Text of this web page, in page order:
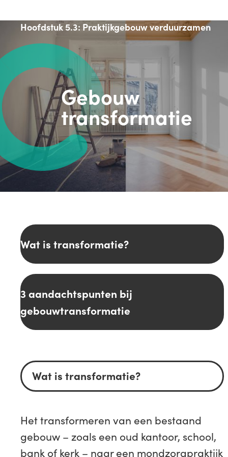
Hoofdstuk 5.3: Praktijkgebouw verduurzamen
Gebouw
transformatie
Wat is transformatie?
3 aandachtspunten bij
gebouwtransformatie
Wat is transformatie?
Het transformeren van een bestaand
gebouw – zoals een oud kantoor, school,
bank of kerk – naar een mondzorgpraktijk